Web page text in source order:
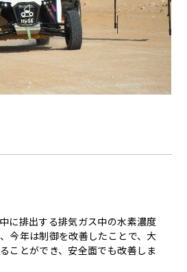
に排出する排気ガス中の水素濃度
今年は制御を改善したことで、大
ことができ、安全面でも改善しま